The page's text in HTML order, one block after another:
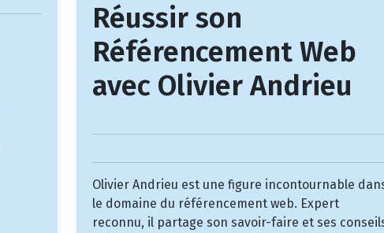
Réussir son
Référencement Web
avec Olivier Andrieu
Olivier Andrieu est une figure incontournable
le domaine du référencement web. Expert
reconnu, il partage son savoir-faire et ses